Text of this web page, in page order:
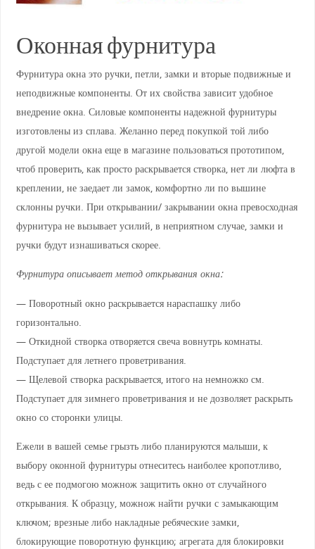
Оконная фурнитура
Фурнитура окна это ручки, петли, замки и вторые подвижные и
неподвижные компоненты. От их свойства зависит удобное
внедрение окна. Силовые компоненты надежной фурнитуры
изготовлены из сплава. Желанно перед покупкой той либо
другой модели окна еще в магазине пользоваться прототипом,
чтоб проверить, как просто раскрывается створка, нет ли люфта в
креплении, не заедает ли замок, комфортно ли по вышине
склонны ручки. При открывании/ закрывании окна превосходная
фурнитура не вызывает усилий, в неприятном случае, замки и
ручки будут изнашиваться скорее.
Фурнитура описывает метод открывания окна:
— Поворотный окно раскрывается нараспашку либо
горизонтально.
— Откидной створка отворяется свеча вовнутрь комнаты.
Подступает для летнего проветривания.
— Щелевой створка раскрывается, итого на немножко см.
Подступает для зимнего проветривания и не дозволяет раскрыть
окно со сторонки улицы.
Ежели в вашей семье грызть либо планируются малыши, к
выбору оконной фурнитуры отнеситесь наиболее кропотливо,
ведь с ее подмогою можнож защитить окно от случайного
открывания. К образцу, можнож найти ручки с замыкающим
ключом; врезные либо накладные ребяческие замки,
блокирующие поворотную функцию; агрегата для блокировки